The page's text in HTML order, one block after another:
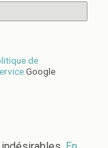
de
Google